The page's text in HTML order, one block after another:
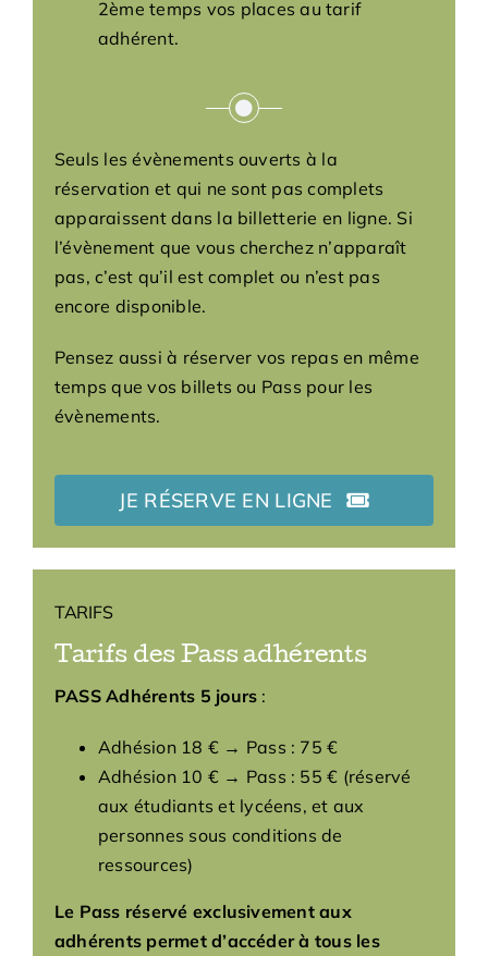
2ème temps vos places au tarif
adhérent.
Seuls les évènements ouverts à la
réservation et qui ne sont pas complets
apparaissent dans la billetterie en ligne. Si
l’évènement que vous cherchez n’apparaît
pas, c’est qu’il est complet ou n’est pas
encore disponible.
Pensez aussi à réserver vos repas en même
temps que vos billets ou Pass pour les
évènements.
JE RÉSERVE EN LIGNE
TARIFS
Tarifs des Pass adhérents
PASS Adhérents 5 jours :
Adhésion 18 € → Pass : 75 €
Adhésion 10 € → Pass : 55 € (réservé
aux étudiants et lycéens, et aux
personnes sous conditions de
ressources)
Le Pass réservé exclusivement aux
adhérents permet d’accéder à tous les